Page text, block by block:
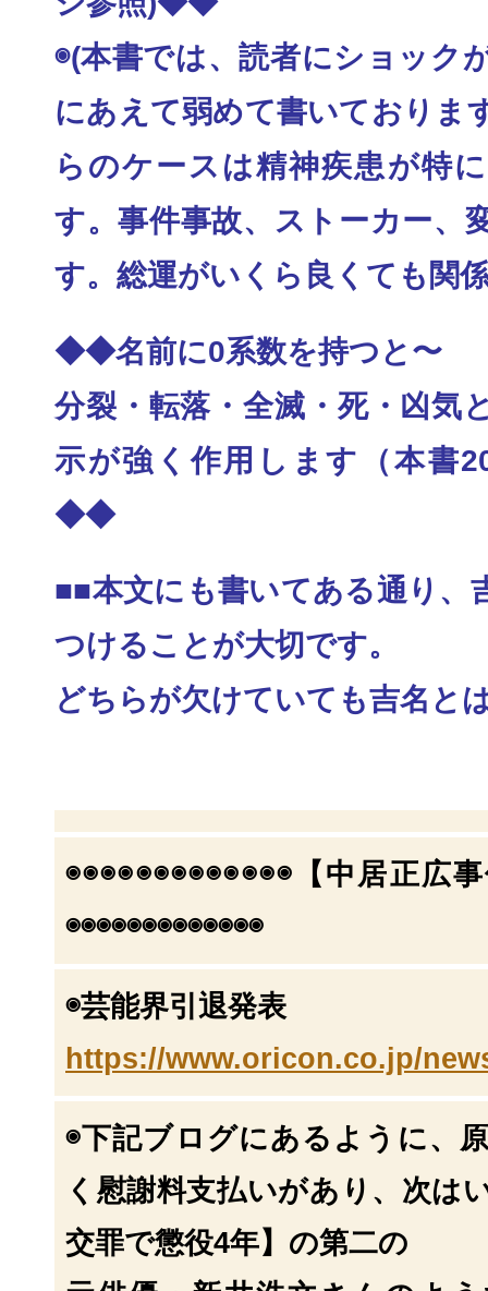
◉(本書では、読者にショック
にあえて弱めて書いておりま
らのケースは精神疾患が特
す。事件事故、ストーカー、
す。総運がいくら良くても関
◆◆名前に0系数を持つと〜
分裂・転落・全滅・死・凶気
示が強く作用します
（本書
◆◆
■■本文にも書いてある通り、
つけることが大切です。
どちらが欠けていても吉名と
◉◉◉◉◉◉◉◉◉◉◉◉◉【中居正広
◉◉◉◉◉◉◉◉◉◉◉◉◉
◉芸能界引退発表
https://www.oricon.co.jp/
◉下記ブログにあるように、
く慰謝料支払いがあ り、次は
交罪で懲役4年】の第二の